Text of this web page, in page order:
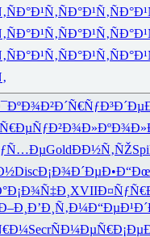
ÑÐ°Ð¹Ñ‚ÑÐ°Ð¹Ñ‚
ÑÐ°Ð¹Ñ‚ÑÐ°Ð¹Ñ‚
ÑÐ°Ð¹Ñ‚ÑÐ°Ð¹Ñ‚
Ð´Ñ€ÑƒÐ³
ÑƒÐ²Ð¾Ð»
GoldÐÐ½Ñ‚ÑŽ
DiscÐ¡Ð¾Ð´Ðµ
Ð¡Ð¾Ñ‡Ð¸ XVII
Ð’Ð¸Ñ‚Ð¼Ð“ÐµÐ¹Ð´
SecrÑÐ¼ÐµÑ€